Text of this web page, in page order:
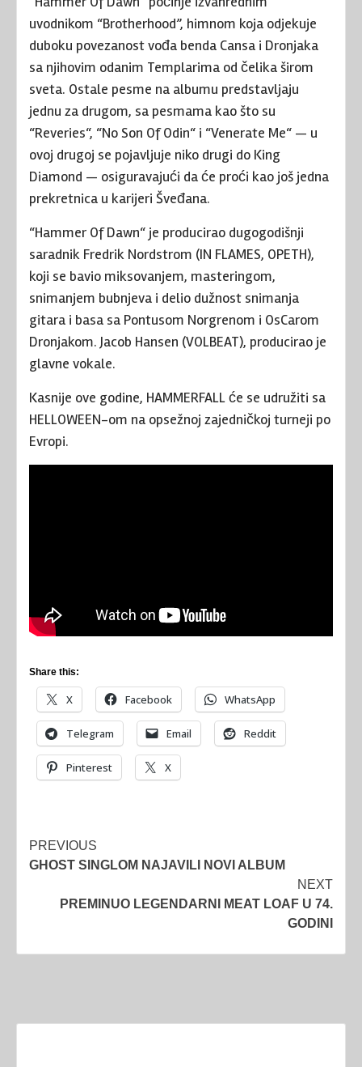
uvodnikom “Brotherhood”, himnom koja odjekuje
duboku povezanost vođa benda Cansa i Dronjaka
sa njihovim odanim Templarima od čelika širom
sveta. Ostale pesme na albumu predstavljaju
jednu za drugom, sa pesmama kao što su
“Reveries“, “No Son Of Odin“ i “Venerate Me“ — u
ovoj drugoj se pojavljuje niko drugi do King
Diamond — osiguravajući da će proći kao još jedna
prekretnica u karijeri Šveđana.
“Hammer Of Dawn“ je producirao dugogodišnji
saradnik Fredrik Nordstrom (IN FLAMES, OPETH),
koji se bavio miksovanjem, masteringom,
snimanjem bubnjeva i delio dužnost snimanja
gitara i basa sa Pontusom Norgrenom i OsCarom
Dronjakom. Jacob Hansen (VOLBEAT), producirao je
glavne vokale.
Kasnije ove godine, HAMMERFALL će se udružiti sa
HELLOWEEN-om na opsežnoj zajedničkoj turneji po
Evropi.
Share this:
X Facebook WhatsApp
Telegram Email Reddit
Pinterest X
Post
navigation
PREVIOUS
GHOST SINGLOM NAJAVILI NOVI ALBUM
NEXT
PREMINUO LEGENDARNI MEAT LOAF U 74.
GODINI